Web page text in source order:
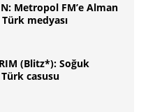
Metropol FM’e Alman
Türk medyası
(Blitz*): Soğuk
Türk casusu